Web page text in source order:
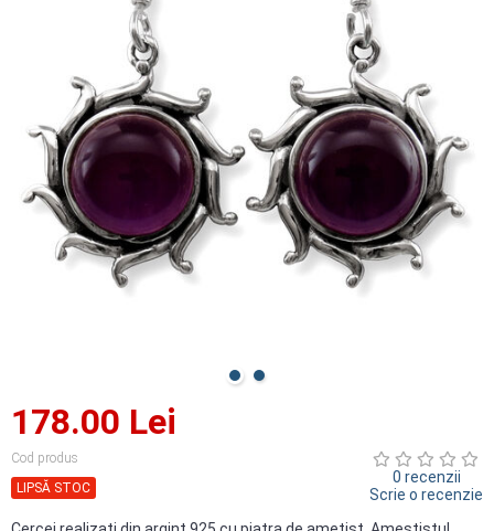
178.00 Lei
Cod produs
LIPSĂ STOC
0 recenzii
Scrie o recenzie